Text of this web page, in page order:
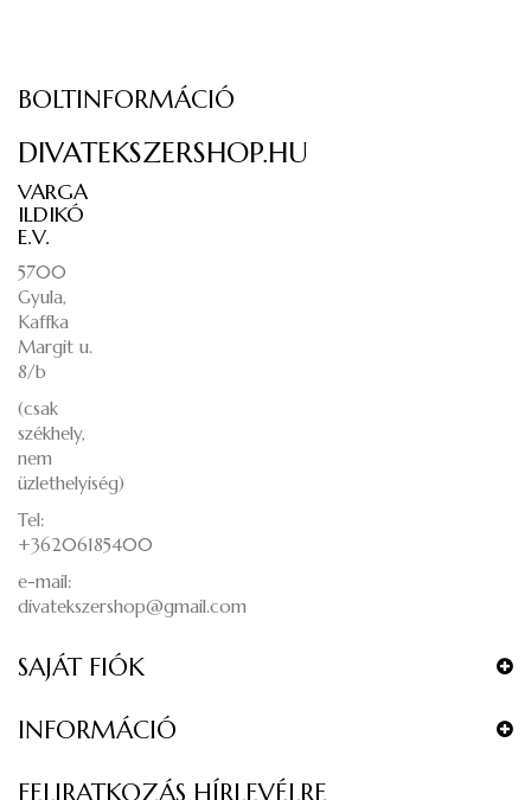
BOLTINFORMÁCIÓ
DIVATEKSZERSHOP.HU
VARGA
ILDIKÓ
E.V.
5700
Gyula,
Kaffka
Margit u.
8/b
(csak
székhely,
nem
üzlethelyiség)
Tel:
+36206185400
e-mail:
divatekszershop@gmail.com
SAJÁT FIÓK
INFORMÁCIÓ
FELIRATKOZÁS HÍRLEVÉLRE